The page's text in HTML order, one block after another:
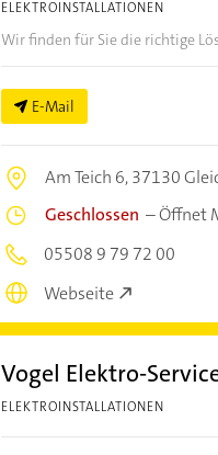
ELEKTROINSTALLATIONEN
Wir finden für Sie die richtige
E-Mail
Am Teich 6,37130
Geschlossen –Öffnet
05508 9 79 72 00
Webseite
Vogel Elektro-
ELEKTROINSTALLATIONEN